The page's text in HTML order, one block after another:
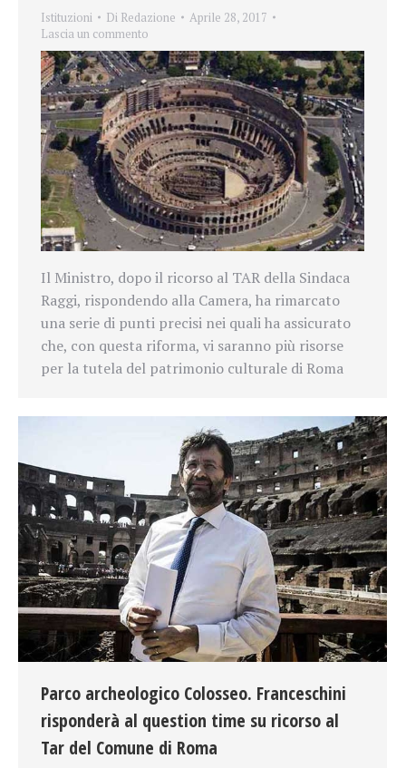
Istituzioni Di Redazione
Aprile 28, 2017
Lascia un commento
Il Ministro, dopo il ricorso al TAR della Sindaca
Raggi, rispondendo alla Camera, ha rimarcato
una serie di punti precisi nei quali ha assicurato
che, con questa riforma, vi saranno più risorse
per la tutela del patrimonio culturale di Roma
Parco archeologico Colosseo. Franceschini
risponderà al question time su ricorso al
Tar del Comune di Roma